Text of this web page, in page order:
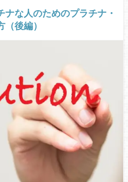
ナな人のためのプラチナ・
後編）